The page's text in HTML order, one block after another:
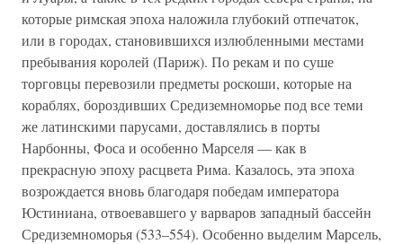
которые римская эпоха наложила глубокий отпечаток,
или в городах, становившихся излюбленными местами
пребывания королей (Париж). По рекам и по суше
торговцы перевозили предметы роскоши, которые на
кораблях, бороздивших Средиземноморье под все теми
же латинскими парусами, доставлялись в порты
Нарбонны, Фоса и особенно Марселя — как в
прекрасную эпоху расцвета Рима. Казалось, эта эпоха
возрождается вновь благодаря победам императора
Юстиниана, отвоевавшего у варваров западный бассейн
Средиземноморья (533–554). Особенно выделим Марсель,